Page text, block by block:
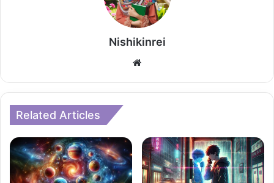
Nishikinrei
Related Articles